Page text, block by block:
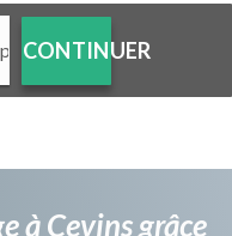
CONTINUER
à Cevins grâce